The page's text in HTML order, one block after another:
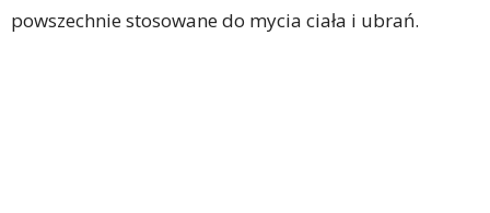
powszechnie stosowane do mycia ciała i ubrań.